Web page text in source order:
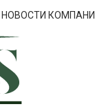
НОВОСТИ